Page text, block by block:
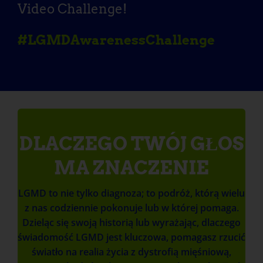
Video Challenge!
#LGMDAwarenessChallenge
DLACZEGO TWÓJ GŁOS
MA ZNACZENIE
LGMD to nie tylko diagnoza; to podróż, którą wielu
z nas codziennie pokonuje lub w której pomaga.
Dzieląc się swoją historią lub wyrażając, dlaczego
świadomość LGMD jest kluczowa, pomagasz rzucić
światło na realia życia z dystrofią mięśniową,